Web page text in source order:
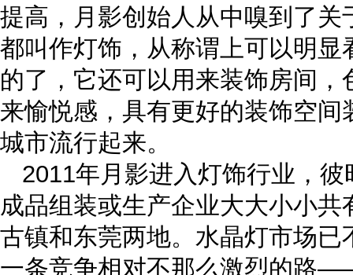
提高，月影创始人从中嗅到了
都叫作灯饰，从称谓上可以明
的了，它还可以用来装饰房间
来愉悦感，具有更好的装饰空
城市流行起来。
2011年月影进入灯饰行业，
成品组装或生产企业大大小小
古镇和东莞两地。水晶灯市场
一条竞争相对不那么激烈的路